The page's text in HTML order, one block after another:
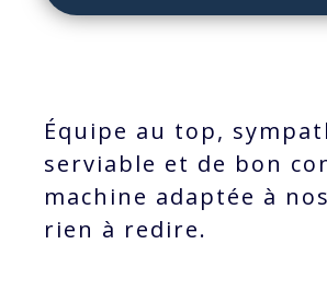
Équipe au top,
serviable et de bon
machine adaptée à
rien à redire.